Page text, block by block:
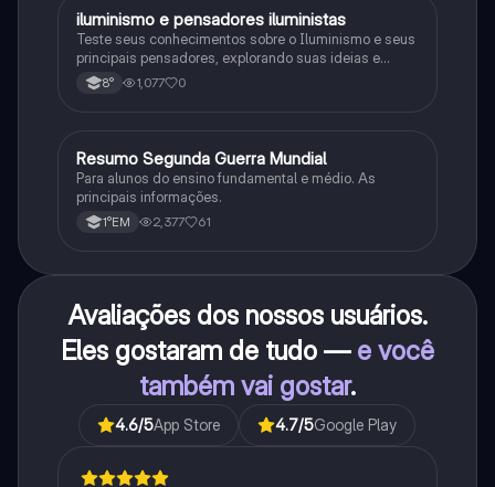
História
iluminismo e pensadores iluministas
Teste seus conhecimentos sobre o Iluminismo e seus
principais pensadores, explorando suas ideias e
impacto histórico.
8° 1,077 0
História
Resumo Segunda Guerra Mundial
Para alunos do ensino fundamental e médio. As
principais informações.
1°EM 2,377 61
Avaliações dos nossos usuários.
Eles gostaram de tudo — e você
também vai gostar.
4.6/5App Store 4.7/5Google Play